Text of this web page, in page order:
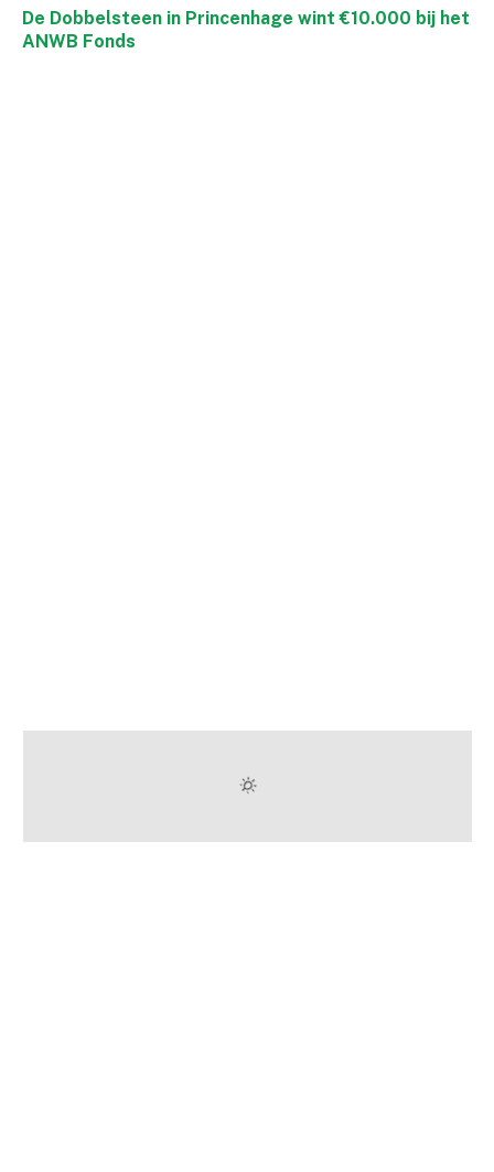
De Dobbelsteen in Princenhage wint €10.000 bij het
ANWB Fonds